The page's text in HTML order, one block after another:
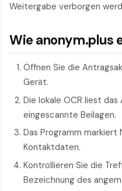
Weitergabe verborgen
Wie anonym.plus
Öffnen Sie die
Gerät.
Die lokale OCR liest
eingescannte Beilagen.
Das Programm markiert
Kontaktdaten.
Kontrollieren Sie die
Bezeichnung des